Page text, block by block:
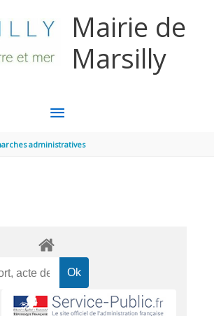
Mairie de
Marsilly
MENU
PRINCIPAL
administratives